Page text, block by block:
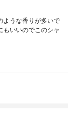
ような香りが多いで
もいいのでこのシャ